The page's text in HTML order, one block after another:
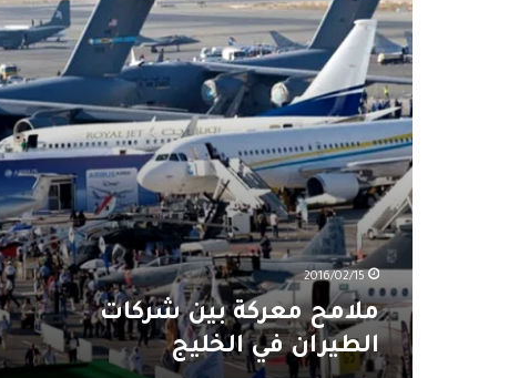
في
الخليج
2016/02/15
ملامح معركة بين شركات
الطيران في الخليج